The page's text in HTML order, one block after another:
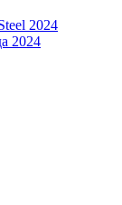
2024
2024